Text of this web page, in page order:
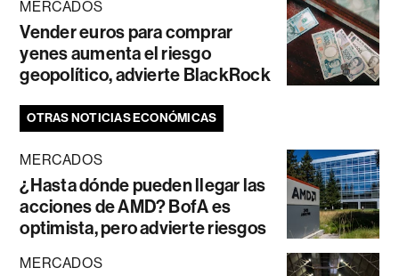
MERCADOS
Vender euros para comprar
yenes aumenta el riesgo
geopolítico, advierte BlackRock
OTRAS NOTICIAS ECONÓMICAS
MERCADOS
¿Hasta dónde pueden llegar las
acciones de AMD? BofA es
optimista, pero advierte riesgos
MERCADOS